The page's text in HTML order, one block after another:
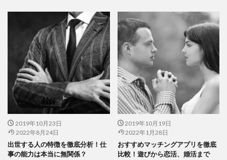
2019年10月23日
2022年8月24日
出世する人の特徴を徹底分析！仕
事の能力は本当に無関係？
2019年10月19日
2022年1月28日
おすすめマッチングアプリを徹底
比較！遊びから恋活、婚活まで